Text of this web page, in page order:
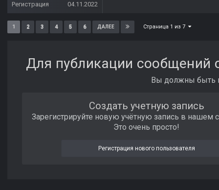
Регистрация
04.11.2022
1 2 3 4 5 6 ДАЛЕЕ Страница 1 из 7
Для публикации сообщений
Вы должны быть
Создать учетную запись
Зарегистрируйте новую учётную запись в нашем
Это очень просто!
Регистрация нового пользователя